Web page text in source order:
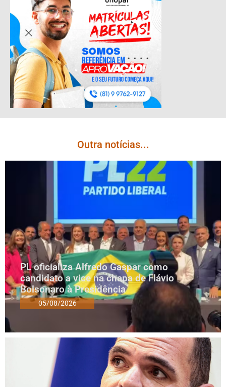
Outra notícias...
PL oficializa Alfredo Gaspar como
candidato a vice na chapa de Flávio
Bolsonaro à Presidência
05/08/2026